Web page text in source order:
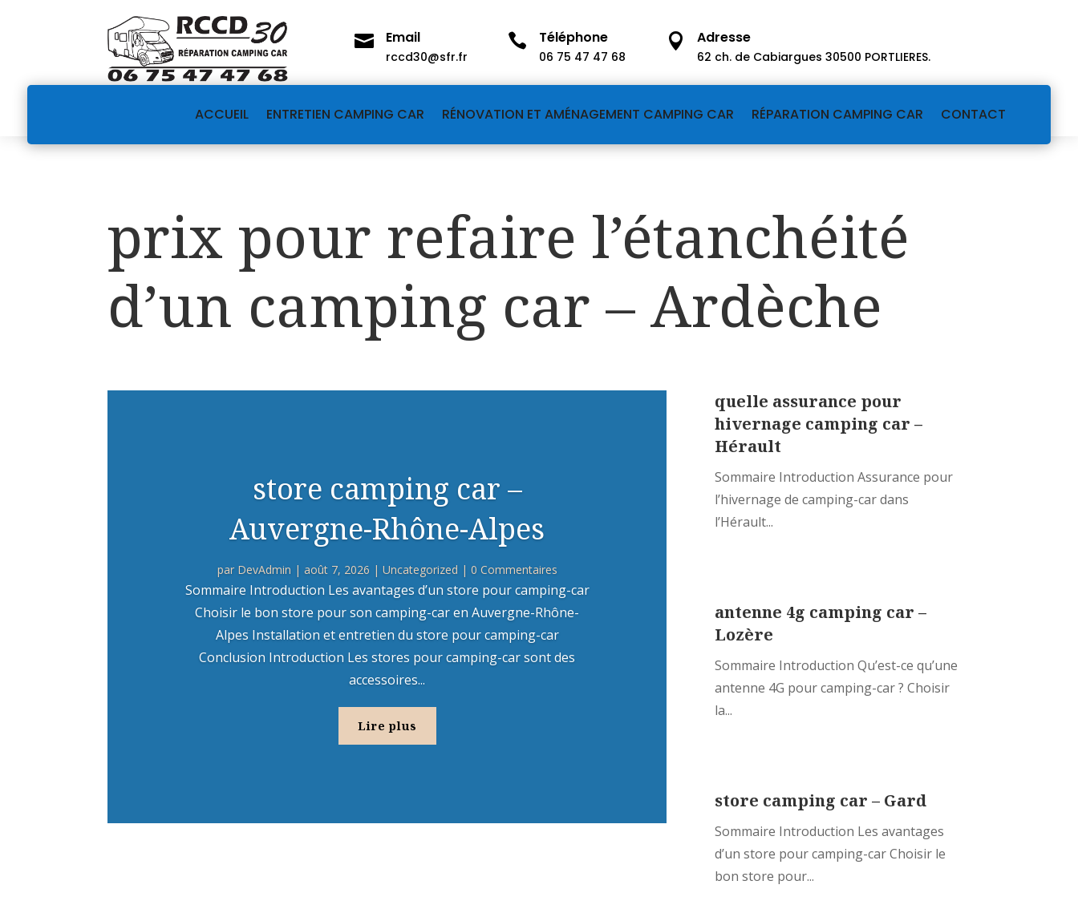
 Email
rccd30@sfr.fr
 Téléphone
06 75 47 47 68
 Adresse
62 ch. de Cabiargues 30500 PORTLIERES.
ACCUEIL ENTRETIEN CAMPING CAR RÉNOVATION ET AMÉNAGEMENT CAMPING CAR RÉPARATION CAMPING CAR CONTACT
prix pour refaire l’étanchéité
d’un camping car – Ardèche
store camping car –
Auvergne-Rhône-Alpes
par DevAdmin | août 7, 2026 | Uncategorized | 0 Commentaires
Sommaire Introduction Les avantages d’un store pour camping-car
Choisir le bon store pour son camping-car en Auvergne-Rhône-
Alpes Installation et entretien du store pour camping-car
Conclusion Introduction Les stores pour camping-car sont des
accessoires...
Lire plus
quelle assurance pour
hivernage camping car –
Hérault
Sommaire Introduction Assurance pour
l’hivernage de camping-car dans
l’Hérault...
antenne 4g camping car –
Lozère
Sommaire Introduction Qu’est-ce qu’une
antenne 4G pour camping-car ? Choisir
la...
store camping car – Gard
Sommaire Introduction Les avantages
d’un store pour camping-car Choisir le
bon store pour...